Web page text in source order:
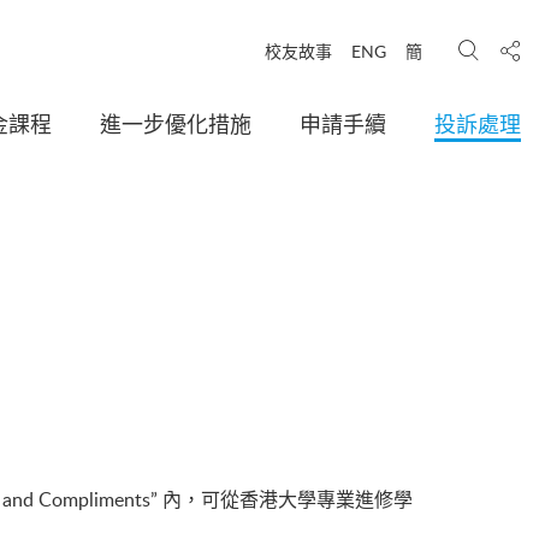
校友故事 ENG 簡 搜尋 分
課程 進一步優化措施 申請手續 投訴處理
Compliments” 內，可從香港大學專業進修學